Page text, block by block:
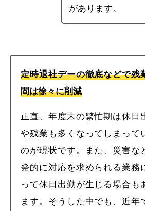
があります。
定時退社デーの徹底などで残
間は徐々に削減
正直、年度末の繁忙期は休日
や残業も多くなってしまって
のが現状です。また、災害な
発的に対応を求められる業務
って休日出勤が生じる場合も
ます。そうした中でも、近年